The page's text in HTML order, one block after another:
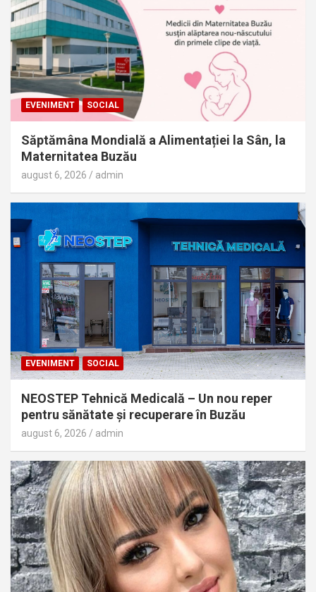
EVENIMENT SOCIAL
Săptămâna Mondială a Alimentației la Sân, la
Maternitatea Buzău
august 6, 2026 admin
EVENIMENT SOCIAL
NEOSTEP Tehnică Medicală – Un nou reper
pentru sănătate și recuperare în Buzău
august 6, 2026 admin